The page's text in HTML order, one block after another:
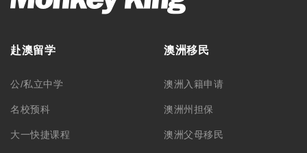
赴澳留学
公/私立中学
名校预科
大一快捷课程
澳洲移民
澳洲入籍申请
澳洲州担保
澳洲父母移民